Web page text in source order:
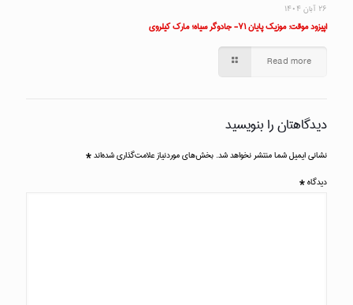
۲۶ آبان ۱۴۰۴
اپیزود موقت: موزیک پایان ۷۱- جادوگر سیاه؛ مارک کیلروی
Read more
دیدگاهتان را بنویسید
نشانی ایمیل شما منتشر نخواهد شد. بخش‌های موردنیاز علامت‌گذاری شده‌اند*
دیدگاه*